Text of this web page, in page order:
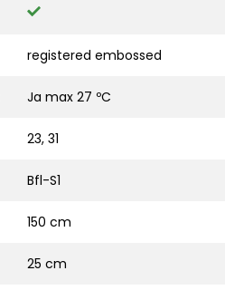
registered embossed
Ja max 27 ºC
23, 31
Bfl-S1
150 cm
25 cm